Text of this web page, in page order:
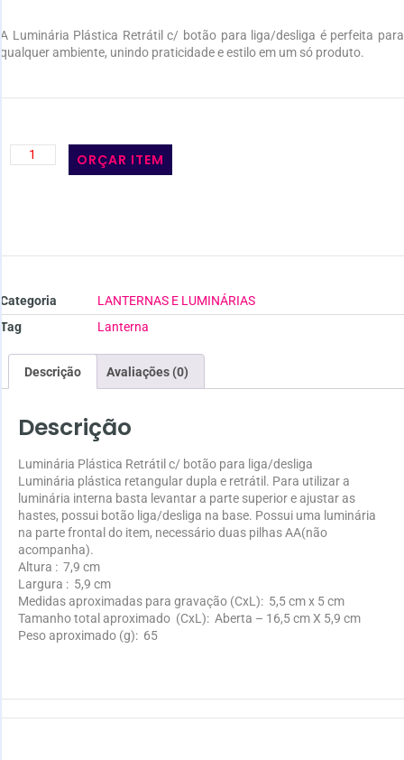
A Luminária Plástica Retrátil c/ botão para liga/desliga é perfeita para
qualquer ambiente, unindo praticidade e estilo em um só produto.
ORÇAR ITEM
Categoria
LANTERNAS E LUMINÁRIAS
Tag
Lanterna
Descrição Avaliações (0)
Descrição
Luminária Plástica Retrátil c/ botão para liga/desliga
Luminária plástica retangular dupla e retrátil. Para utilizar a
luminária interna basta levantar a parte superior e ajustar as
hastes, possui botão liga/desliga na base. Possui uma luminária
na parte frontal do item, necessário duas pilhas AA(não
acompanha).
Altura : 7,9 cm
Largura : 5,9 cm
Medidas aproximadas para gravação (CxL): 5,5 cm x 5 cm
Tamanho total aproximado (CxL): Aberta – 16,5 cm X 5,9 cm
Peso aproximado (g): 65